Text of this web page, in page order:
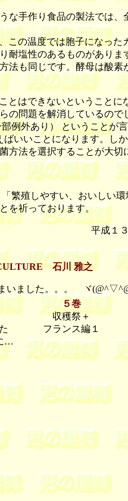
手作り食品の製法では、
の温度では胞子になった
塩性のあるものがあり
も同じです。酵母は酸
はできないということに
の問題を解消しているので
外あり） ということが
いいことになります。し
法を選択することが大切
殖しやすい、おいしい
を祈っております。
平成１
石川 雅之
いました。。。 ヾ
…
５巻
収穫祭＋
フランス編１